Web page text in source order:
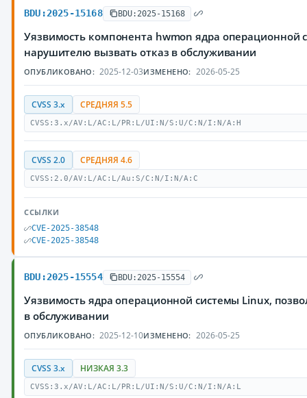
BDU:2025-15168 BDU:2025-15168
Уязвимость компонента hwmon ядра
нарушителю вызвать отказ в обслуживании
ОПУБЛИКОВАНО: 2025-12-03ИЗМЕНЕНО: 2026-05-25
CVSS 3.x СРЕДНЯЯ 5.5
CVSS:3.x/AV:L/AC:L/PR:L/UI:N/S:U/C:N/I:N/A:H
CVSS 2.0 СРЕДНЯЯ 4.6
CVSS:2.0/AV:L/AC:L/Au:S/C:N/I:N/A:C
ССЫЛКИ
CVE-2025-38548
CVE-2025-38548
BDU:2025-15554 BDU:2025-15554
Уязвимость ядра операционной системы Linux,
в обслуживании
ОПУБЛИКОВАНО: 2025-12-10ИЗМЕНЕНО: 2026-05-25
CVSS 3.x НИЗКАЯ 3.3
CVSS:3.x/AV:L/AC:L/PR:L/UI:N/S:U/C:N/I:N/A:L